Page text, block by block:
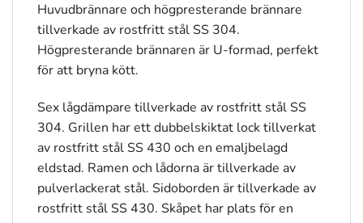
Huvudbrännare och högpresterande brännare
tillverkade av rostfritt stål SS 304.
Högpresterande brännaren är U-formad, perfekt
för att bryna kött.
Sex lågdämpare tillverkade av rostfritt stål SS
304. Grillen har ett dubbelskiktat lock tillverkat
av rostfritt stål SS 430 och en emaljbelagd
eldstad. Ramen och lådorna är tillverkade av
pulverlackerat stål. Sidoborden är tillverkade av
rostfritt stål SS 430. Skåpet har plats för en